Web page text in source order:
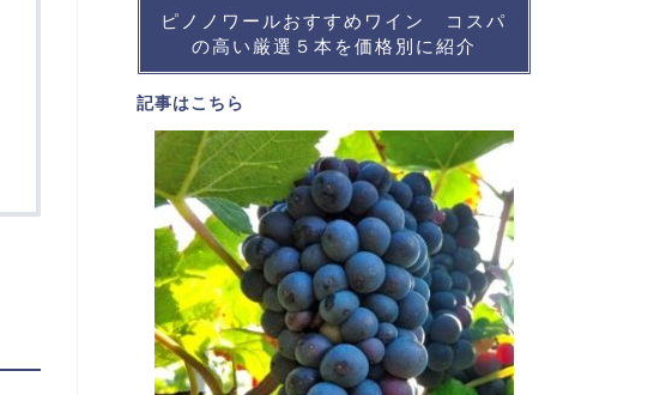
ピノノワールおすすめワイン コスパ
の高い厳選５本を価格別に紹介
記事はこちら